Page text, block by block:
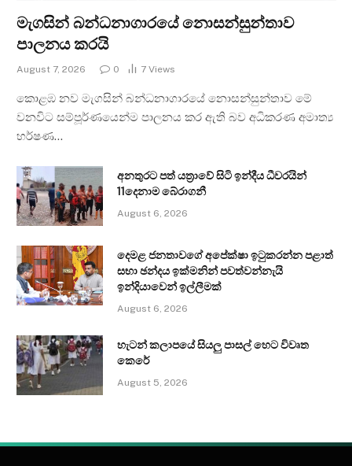
මැගසින් බන්ධනාගාරයේ නොසන්සුන්තාව
පාලනය කරයි
August 7, 2026 0 7 Views
කොළඹ නව මැගසින් බන්ධනාගාරයේ නොසන්සුන්තාව මේ
වනවිට සම්පූර්ණයෙන්ම පාලනය කර ඇති බව අධිකරණ අමාත්‍ය
හර්ෂණ…
අනතුරට පත් යත්‍රාවේ සිටි ඉන්දීය ධීවරයින්
11දෙනාම බේරාගනී
August 6, 2026
දෙමළ ජනතාවගේ අපේක්ෂා ඉටුකරන්න පළාත්
සභා ඡන්දය ඉක්මනින් පවත්වන්නැයි
ඉන්දියාවෙන් ඉල්ලීමක්
August 6, 2026
හැටන් කලාපයේ සියලු පාසල් හෙට විවෘත
කෙරේ
August 5, 2026